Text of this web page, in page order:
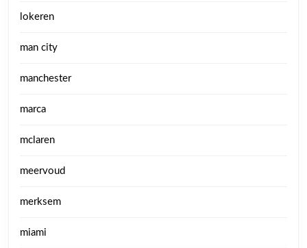
lokeren
man city
manchester
marca
mclaren
meervoud
merksem
miami